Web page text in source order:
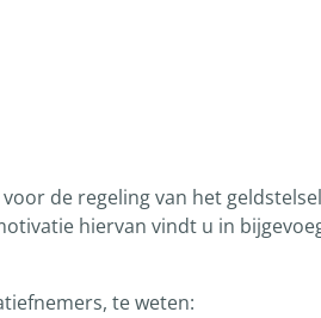
de regeling van het
hiervan vindt u in
te weten: